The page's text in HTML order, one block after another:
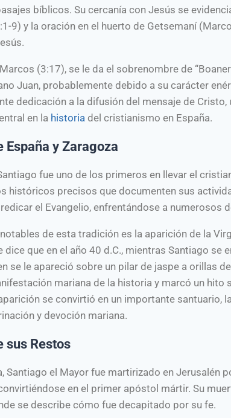
bíblicos. Su cercanía con Jesús se
9) y la oración en el huerto de Getsemaní
(3:17), se le da el sobrenombre de
Juan, probablemente debido a su carácter
dedicación a la difusión del mensaje de Cristo,
en la historia del cristianismo en España.
España y Zaragoza
fue uno de los primeros en llevar el
históricos precisos que documenten sus
el Evangelio, enfrentándose a numerosos
de esta tradición es la aparición de la
dice que en el año 40 d.C., mientras Santiago se
se le apareció sobre un pilar de jaspe a orillas
mariana de la historia y marcó un hito
se convirtió en un importante santuario,
y devoción mariana.
sus Restos
Santiago el Mayor fue martirizado en Jerusalén
en el primer apóstol mártir. Su
se describe cómo fue decapitado por su fe.